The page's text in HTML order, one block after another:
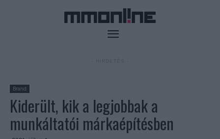
Brand
Kiderült, kik a legjobbak a
munkáltatói márkaépítésben